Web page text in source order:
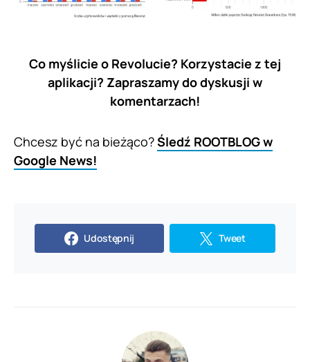
Co myślicie o Revolucie? Korzystacie z tej
aplikacji? Zapraszamy do dyskusji w
komentarzach!
Chcesz być na bieżąco?Śledź ROOTBLOG w
Google News!
Udostępnij Tweet